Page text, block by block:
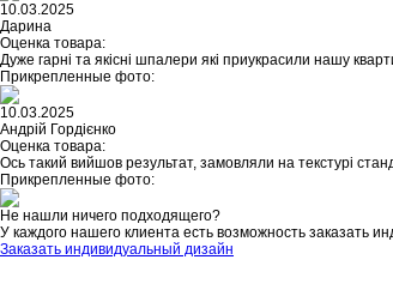
10.03.2025
Дарина
Оценка товара:
Дуже гарні та якісні шпалери які приукрасили нашу
Прикрепленные фото:
10.03.2025
Андрій Гордієнко
Оценка товара:
Ось такий вийшов результат, замовляли на текстурі
Прикрепленные фото:
Не нашли ничего подходящего?
У каждого нашего клиента есть возможность заказать
Заказать индивидуальный дизайн